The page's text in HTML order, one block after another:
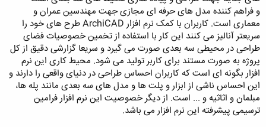
و فراهم کننده مدل های حرفه ای مجازی جهت مهندسین عمران و
معماری است. کاربران با کمک نرم افزار ArchiCAD طرح های خود را
سریعتر آنالیز می کنند این کار با استفاده از تخمین خصوصیات فضای
طراحی در محیطی سه بعدی صورت می گیرد و سریعا گزارشی دقیق از کل
پروژه به صورت مستند برای کاربر تولید می شود. محیط کاری این نرم
افزار بگونه ای است که کاربران احساس طراحی در دنیای واقعی را دارند و
این احساس ناشی از ابزار و پلت ها و مدل های سه بعدی مانند پله ها،
مبلمان و اثاثیه و ... است. از دیگر خصوصیت این نرم افزار فرامین
ترسیمی پیشرفته این نرم افزار می باشد.